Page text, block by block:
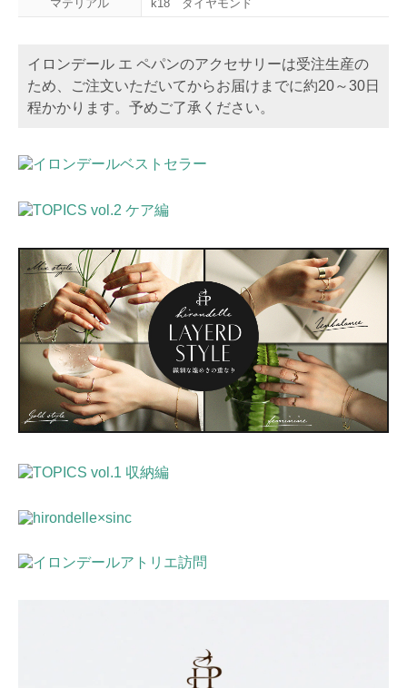
マテリアル
k18 ダイヤモンド
イロンデール エ ペパンのアクセサリーは受注生産の
ため、ご注文いただいてからお届けまでに約20～30日
程かかります。予めご了承ください。